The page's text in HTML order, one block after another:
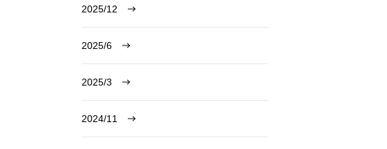
2025/12
2025/6
2025/3
2024/11